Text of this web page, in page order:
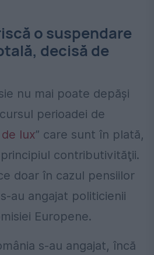
o suspendare
decisă de
nu mai poate depăși
perioadei de
lux” care sunt în plată,
contributivităţii.
doar în cazul pensiilor
au angajat politicienii
Europene.
s-au angajat, încă